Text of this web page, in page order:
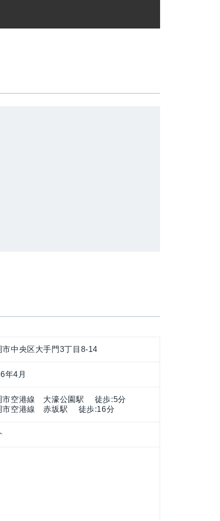
市中央区大手門3丁目8-14
年4月
市空港線 大濠公園駅 徒歩:5分
市空港線 赤坂駅 徒歩:16分